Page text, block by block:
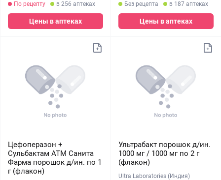
По рецепту в 256 аптеках
Цены в аптеках
Без рецепта в 187 аптеках
Цены в аптеках
Цефоперазон +
Сульбактам АТМ Санита
Фарма порошок д/ин. по 1
г (флакон)
Ультрабакт порошок д/ин.
1000 мг / 1000 мг по 2 г
(флакон)
Ultra Laboratories (Индия)